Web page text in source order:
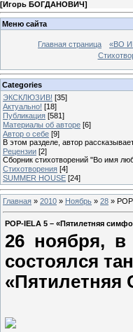
[Игорь БОГДАНОВИЧ]
Меню сайта
Главная страница «ВО
Categories
ЭКСКЛЮЗИВ! [35]
Актуально! [18]
Публикация [581]
Материалы об авторе [6]
Автор о себе [9]
В этом разделе, автор
Рецензии [2]
Сборник стихотворений "Во имя
Стихотворения [4]
SUMMER HOUSE [24]
Главная » 2010 » Ноябрь » 28 »
POP-IELA 5 – «Пятилетняя
26 ноября, в
состоялся
«